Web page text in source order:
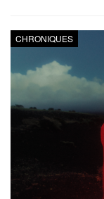
CHRONIQUES